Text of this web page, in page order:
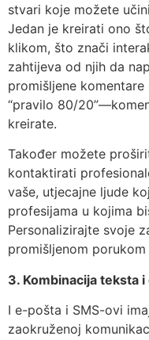
stvari koje možete
Jedan je kreirati ono
klikom, što znači
zahtijeva od njih da
promišljene
“pravilo 80/
kreirate.
Također možete
kontaktirati
vaše, utjecajne ljude
profesijama u kojima
Personalizirajte svoje
promišljenom
3. Kombinacija teksta
I e-pošta i SMS-ovi
zaokruženoj